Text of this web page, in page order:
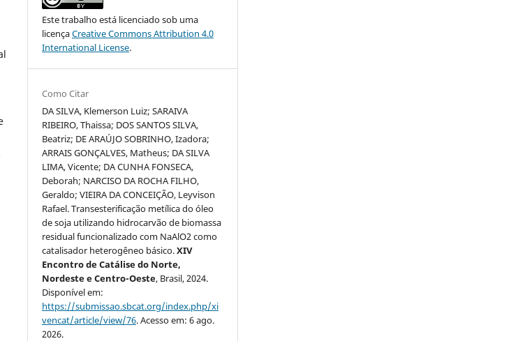
Este trabalho está licenciado sob uma
licençaCreative Commons Attribution 4.0
International License.
Como Citar
DA SILVA, Klemerson Luiz; SARAIVA
RIBEIRO, Thaissa; DOS SANTOS SILVA,
Beatriz; DE ARAÚJO SOBRINHO, Izadora;
ARRAIS GONÇALVES, Matheus; DA SILVA
LIMA, Vicente; DA CUNHA FONSECA,
Deborah; NARCISO DA ROCHA FILHO,
Geraldo; VIEIRA DA CONCEIÇÃO, Leyvison
Rafael. Transesterificação metílica do óleo
de soja utilizando hidrocarvão de biomassa
residual funcionalizado com NaAlO2 como
catalisador heterogêneo básico.XIV
Encontro de Catálise do Norte,
Nordeste e Centro-Oeste, Brasil, 2024.
Disponível em:
https://submissao.sbcat.org/index.php/xi
vencat/article/view/76. Acesso em: 6 ago.
2026.